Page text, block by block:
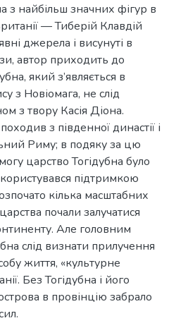
з найбільш значних фігур в
— Тиберій Клавдій
джерела і висунуті в
автор приходить до
який з’являється в
з Новіомага, не слід
з твору Касія Діона.
з південної династії і
Риму; в подяку за цю
царство Тогідубна було
підтримкою
кілька масштабних
почали залучатися
Але головним
слід визнати прилучення
життя, «культурне
Без Тогідубна і його
в провінцію забрало